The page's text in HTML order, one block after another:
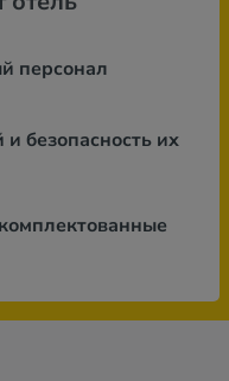
персонал
и безопасность их